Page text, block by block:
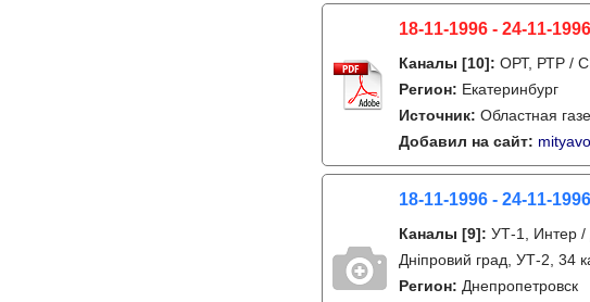
18-11-1996 - 24-11-1996
Каналы [10]: ОРТ, РТР /
Регион: Екатеринбург
Источник: Областная
Добавил на сайт:
18-11-1996 - 24-11-1996
Каналы [9]: УТ-1, Интер /
Дніпровий град, УТ-2, 34
Регион: Днепропетровск